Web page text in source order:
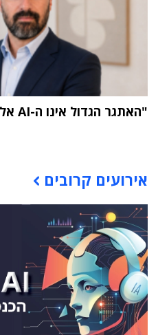
"האתגר הגדול אינו ה-AI אלא הטמעתה בארגון"
אירועים קרובים